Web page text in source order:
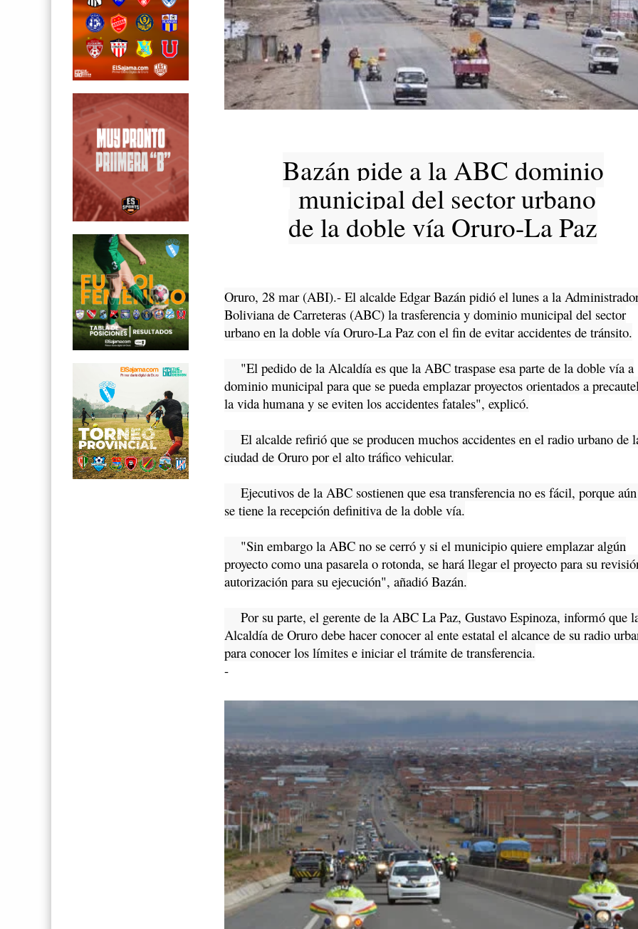
Bazán pide a la ABC dominio
municipal del sector urbano
de la doble vía Oruro-La Paz
Oruro, 28 mar (ABI).- El alcalde Edgar Bazán pidió el lunes a la
Boliviana de Carreteras (ABC) la trasferencia y dominio municipal del sector
urbano en la doble vía Oruro-La Paz con el fin de evitar accidentes de tránsito.
"El pedido de la Alcaldía es que la ABC traspase esa parte de la doble vía a
dominio municipal para que se pueda emplazar proyectos orientados a
la vida humana y se eviten los accidentes fatales", explicó.
El alcalde refirió que se producen muchos accidentes en el radio urbano de
ciudad de Oruro por el alto tráfico vehicular.
Ejecutivos de la ABC sostienen que esa transferencia no es fácil, porque
se tiene la recepción definitiva de la doble vía.
"Sin embargo la ABC no se cerró y si el municipio quiere emplazar algún
proyecto como una pasarela o rotonda, se hará llegar el proyecto para su
autorización para su ejecución", añadió Bazán.
Por su parte, el gerente de la ABC La Paz, Gustavo Espinoza, informó que
Alcaldía de Oruro debe hacer conocer al ente estatal el alcance de su radio
para conocer los límites e iniciar el trámite de transferencia.
-